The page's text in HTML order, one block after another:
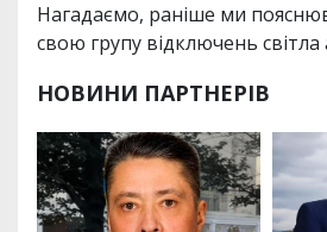
Нагадаємо, раніше ми
свою групу відключень